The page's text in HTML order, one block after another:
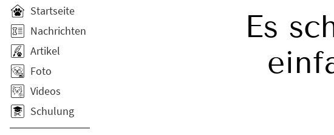
Startseite
Nachrichten
Artikel
Foto
Videos
Schulung
Es